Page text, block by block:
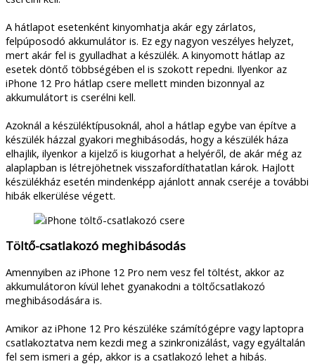
A hátlapot esetenként kinyomhatja akár egy zárlatos,
felpúposodó akkumulátor is. Ez egy nagyon veszélyes helyzet,
mert akár fel is gyulladhat a készülék. A kinyomott hátlap az
esetek döntő többségében el is szokott repedni. Ilyenkor az
iPhone 12 Pro hátlap csere mellett minden bizonnyal az
akkumulátort is cserélni kell.
Azoknál a készüléktípusoknál, ahol a hátlap egybe van építve a
készülék házzal gyakori meghibásodás, hogy a készülék háza
elhajlik, ilyenkor a kijelző is kiugorhat a helyéről, de akár még az
alaplapban is létrejöhetnek visszafordíthatatlan károk. Hajlott
készülékház esetén mindenképp ajánlott annak cseréje a további
hibák elkerülése végett.
Töltő-csatlakozó meghibásodás
Amennyiben az iPhone 12 Pro nem vesz fel töltést, akkor az
akkumulátoron kívül lehet gyanakodni a töltőcsatlakozó
meghibásodására is.
Amikor az iPhone 12 Pro készüléke számítógépre vagy laptopra
csatlakoztatva nem kezdi meg a szinkronizálást, vagy egyáltalán
fel sem ismeri a gép, akkor is a csatlakozó lehet a hibás.